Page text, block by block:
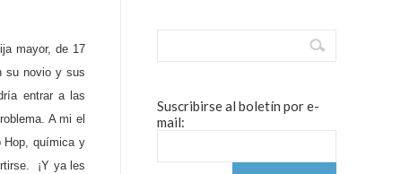
mayor, de 17
su novio y sus
entrar a las
A mi el
Hop, química y
¡Y ya les
Suscribirse al boletín por e-
mail: